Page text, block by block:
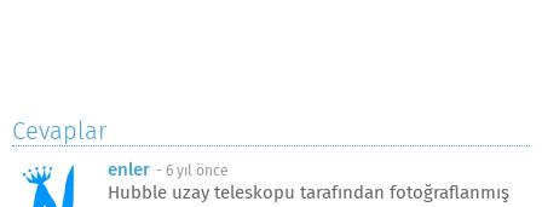
Cevaplar
enler - 6 yıl önce
Hubble uzay teleskopu tarafından fotoğraflanmış